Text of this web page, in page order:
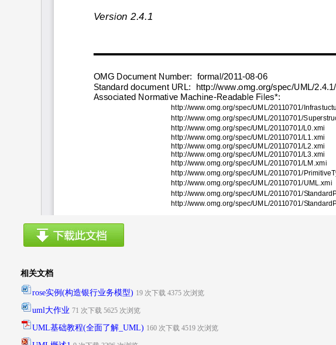
相关文档
rose实例(构造银行业务模型) 19 次下载 4375 次浏览
uml大作业 71 次下载 5625 次浏览
UML基础教程(全面了解_UML) 160 次下载 4519 次浏览